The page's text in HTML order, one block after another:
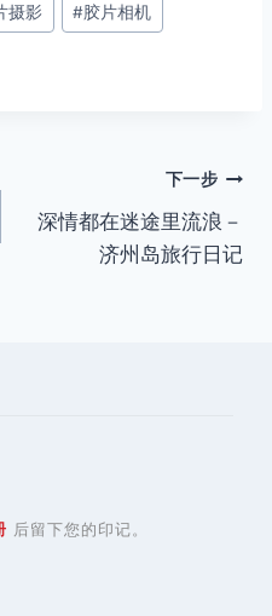
摄影 #胶片相机
下一步
深情都在迷途里流浪－
济州岛旅行日记
后留下您的印记。